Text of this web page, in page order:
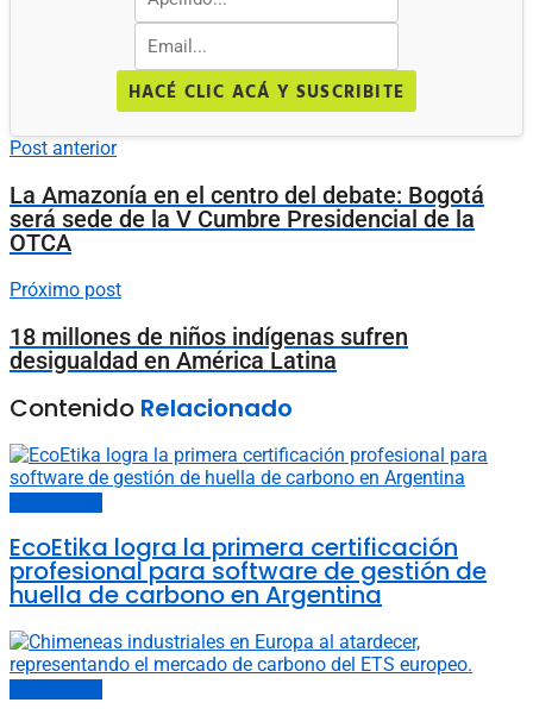
HACÉ CLIC ACÁ Y SUSCRIBITE
Post anterior
La Amazonía en el centro del debate: Bogotá
será sede de la V Cumbre Presidencial de la
OTCA
Próximo post
18 millones de niños indígenas sufren
desigualdad en América Latina
Contenido Relacionado
EcoEtika logra la primera certificación
profesional para software de gestión de
huella de carbono en Argentina